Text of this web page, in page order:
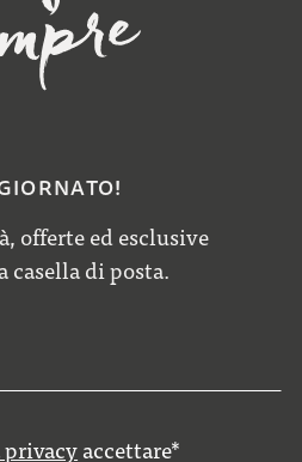
offerte ed esclusive
casella di posta.
accettare*